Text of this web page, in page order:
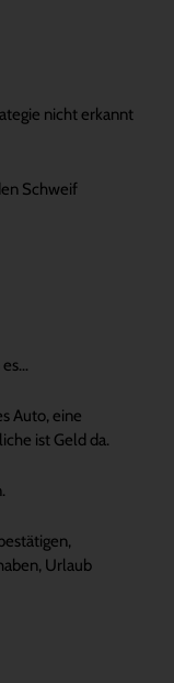
nicht erkannt
Schweif
Auto, eine
ist Geld da.
Urlaub